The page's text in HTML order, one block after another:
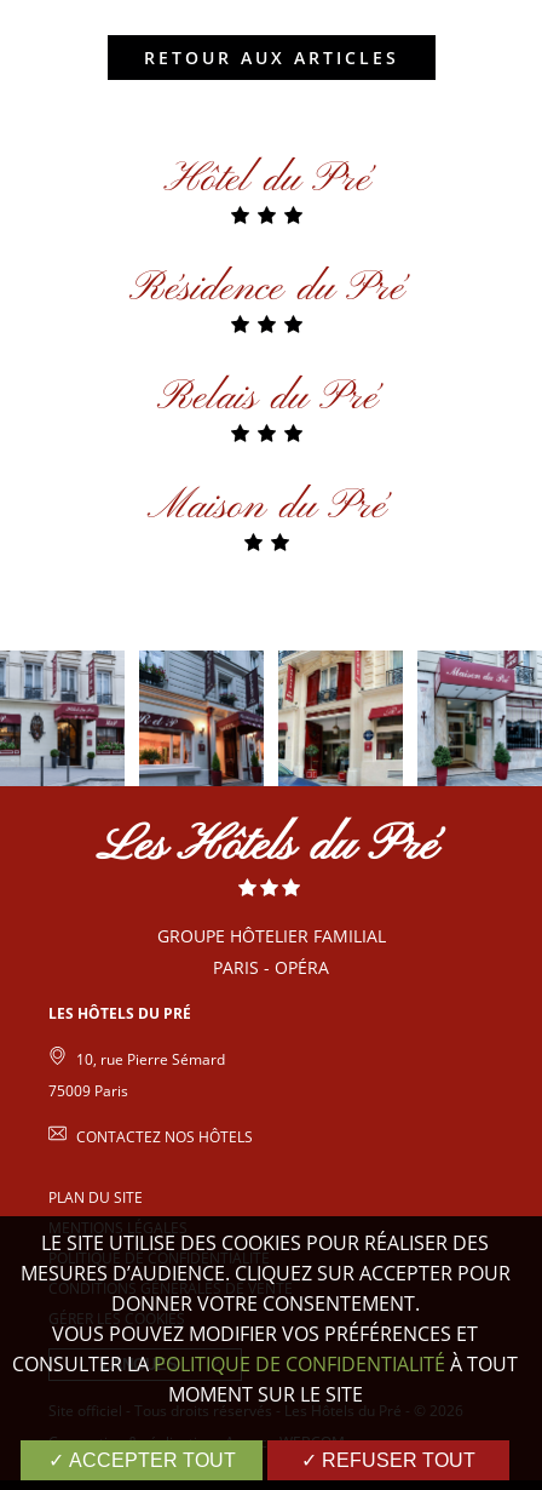
RETOUR AUX ARTICLES
LE SITE UTILISE DES COOKIES POUR RÉALISER DES
MESURES D’AUDIENCE. CLIQUEZ SUR ACCEPTER POUR
DONNER VOTRE CONSENTEMENT.
VOUS POUVEZ MODIFIER VOS PRÉFÉRENCES ET
CONSULTER LAPOLITIQUE DE CONFIDENTIALITÉ À TOUT
MOMENT SUR LE SITE
✓ ACCEPTER TOUT ✓ REFUSER TOUT
Hôtel du Pré
Résidence du Pré
Relais du Pré
Maison du Pré
Les Hôtels du Pré
GROUPE HÔTELIER FAMILIAL
PARIS - OPÉRA
LES HÔTELS DU PRÉ
10, rue Pierre Sémard
75009 Paris
CONTACTEZ NOS HÔTELS
PLAN DU SITE
MENTIONS LÉGALES
POLITIQUE DE CONFIDENTIALITÉ
CONDITIONS GÉNÉRALES DE VENTE
GÉRER LES COOKIES
LANGUES
Site officiel - Tous droits réservés - Les Hôtels du Pré - © 2026
Conception & réalisation :Agence WEBCOM